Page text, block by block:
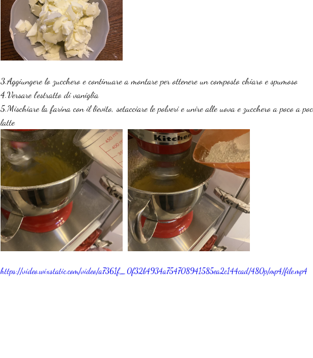
3.Aggiungere lo zucchero e continuare a montare per ottenere un composto chiaro e spumoso
4.Versare l'estratto di vaniglia
5.Mischiare la farina con il lievito, setacciare le polveri e unire alle uova e zucchero a poco a
latte
https://video.wixstatic.com/video/a7361f_0f32b4934a754708941585ea2c144cad/480p/mp4/file.mp4